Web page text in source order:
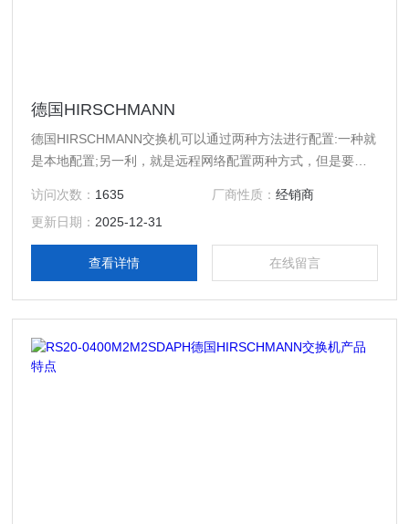
德国HIRSCHMANN
德国HIRSCHMANN交换机可以通过两种方法进行配置:一种就
是本地配置;另一利，就是远程网络配置两种方式，但是要注
访问次数： 1635 厂商性质： 经销商
更新日期： 2025-12-31
查看详情 在线留言